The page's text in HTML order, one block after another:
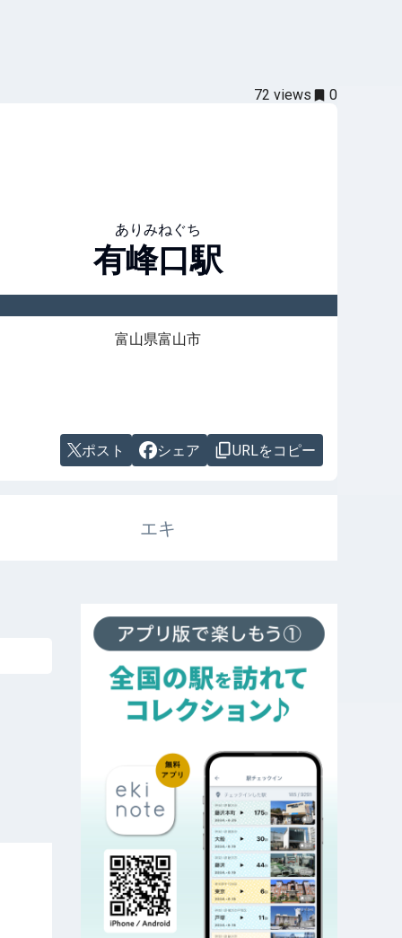
72 views 0
ありみねぐち
有峰口駅
富山県富山市
ポスト シェア URLをコピー
エキ